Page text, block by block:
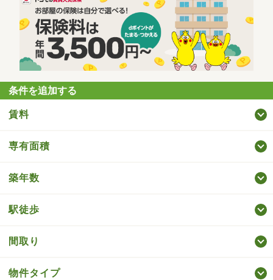
条件を追加する
賃料
専有面積
築年数
駅徒歩
間取り
物件タイプ